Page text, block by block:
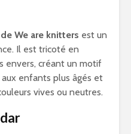
We are knitters est un
Il est tricoté en
envers, créant un motif
enfants plus âgés et
vives ou neutres.